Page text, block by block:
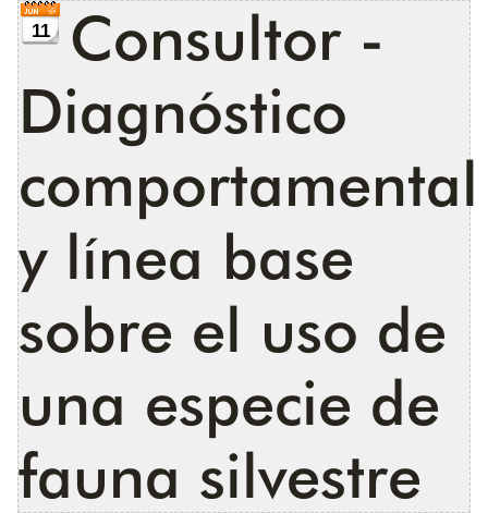
11
Consultor -
Diagnóstico
comportamental
y línea base
sobre el uso de
una especie de
fauna silvestre